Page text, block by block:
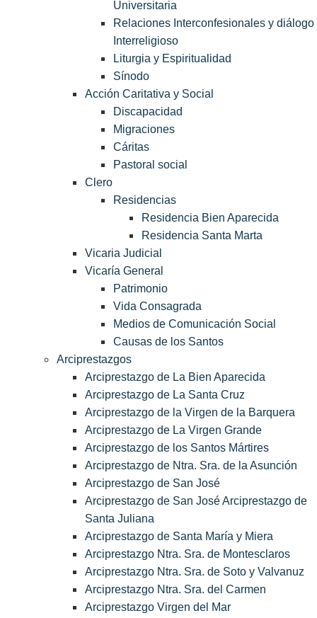
Universitaria
Relaciones Interconfesionales y diálogo
Interreligioso
Liturgia y Espiritualidad
Sínodo
Acción Caritativa y Social
Discapacidad
Migraciones
Cáritas
Pastoral social
Clero
Residencias
Residencia Bien Aparecida
Residencia Santa Marta
Vicaria Judicial
Vicaría General
Patrimonio
Vida Consagrada
Medios de Comunicación Social
Causas de los Santos
Arciprestazgos
Arciprestazgo de La Bien Aparecida
Arciprestazgo de La Santa Cruz
Arciprestazgo de la Virgen de la Barquera
Arciprestazgo de La Virgen Grande
Arciprestazgo de los Santos Mártires
Arciprestazgo de Ntra. Sra. de la Asunción
Arciprestazgo de San José
Arciprestazgo de San José Arciprestazgo de
Santa Juliana
Arciprestazgo de Santa María y Miera
Arciprestazgo Ntra. Sra. de Montesclaros
Arciprestazgo Ntra. Sra. de Soto y Valvanuz
Arciprestazgo Ntra. Sra. del Carmen
Arciprestazgo Virgen del Mar